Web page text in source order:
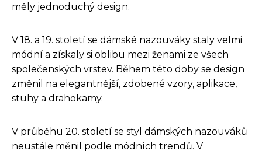
měly jednoduchý design.
V 18. a 19. století se dámské nazouváky staly velmi
módní a získaly si oblibu mezi ženami ze všech
společenských vrstev. Během této doby se design
změnil na elegantnější, zdobené vzory, aplikace,
stuhy a drahokamy.
V průběhu 20. století se styl dámských nazouváků
neustále měnil podle módních trendů. V